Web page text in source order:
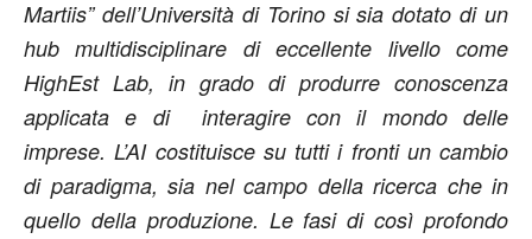
Martiis” dell’Università di Torino si sia dotato di un
hub multidisciplinare di eccellente livello come
HighEst Lab, in grado di produrre conoscenza
applicata e di interagire con il mondo delle
imprese. L’AI costituisce su tutti i fronti un cambio
di paradigma, sia nel campo della ricerca che in
quello della produzione. Le fasi di così profondo